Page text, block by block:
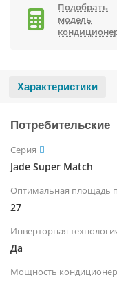
Подобрать
модель
Характеристики
Потребительские
Серия
Jade Super Match
Оптимальная площадь
27
Инверторная
Да
Мощность